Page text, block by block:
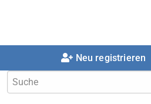
Neu registrieren